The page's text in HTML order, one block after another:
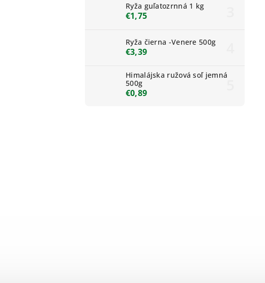
Ryža guľatozrnná 1 kg
€1,75
Ryža čierna -Venere 500g
€3,39
Himalájska ružová soľ jemná
500g
€0,89